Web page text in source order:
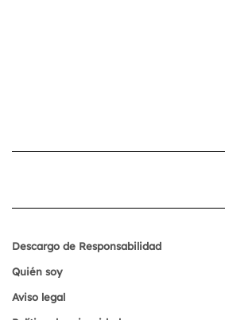
Descargo de Responsabilidad
Quién soy
Aviso legal